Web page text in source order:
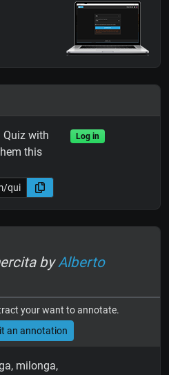
Quiz with
this
Log in
byAlberto
your want to annotate.
an annotation
milonga,